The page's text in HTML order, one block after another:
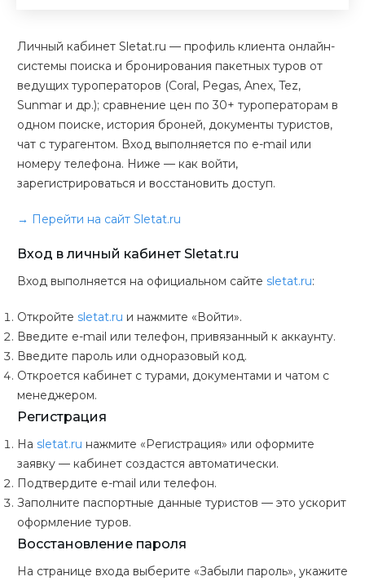
Личный кабинет Sletat.ru — профиль клиента онлайн-
системы поиска и бронирования пакетных туров от
ведущих туроператоров (Coral, Pegas, Anex, Tez,
Sunmar и др.); сравнение цен по 30+ туроператорам в
одном поиске, история броней, документы туристов,
чат с турагентом. Вход выполняется по e-mail или
номеру телефона. Ниже — как войти,
зарегистрироваться и восстановить доступ.
→ Перейти на сайт Sletat.ru
Вход в личный кабинет Sletat.ru
Вход выполняется на официальном сайте sletat.ru:
Откройте sletat.ru и нажмите «Войти».
Введите e-mail или телефон, привязанный к аккаунту.
Введите пароль или одноразовый код.
Откроется кабинет с турами, документами и чатом с
менеджером.
Регистрация
На sletat.ru нажмите «Регистрация» или оформите
заявку — кабинет создастся автоматически.
Подтвердите e-mail или телефон.
Заполните паспортные данные туристов — это ускорит
оформление туров.
Восстановление пароля
На странице входа выберите «Забыли пароль», укажите